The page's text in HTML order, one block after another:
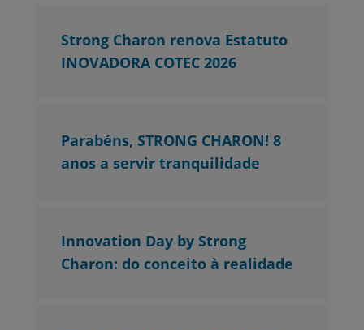
Strong Charon renova Estatuto
INOVADORA COTEC 2026
Parabéns, STRONG CHARON! 8
anos a servir tranquilidade
Innovation Day by Strong
Charon: do conceito à realidade